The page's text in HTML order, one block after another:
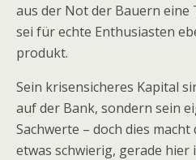
aus der Not der Bauern eine
sei für echte Enthusiasten
produkt.
Sein krisensicheres Kapital
auf der Bank, sondern sein
Sachwerte – doch dies
etwas schwierig, gerade hier